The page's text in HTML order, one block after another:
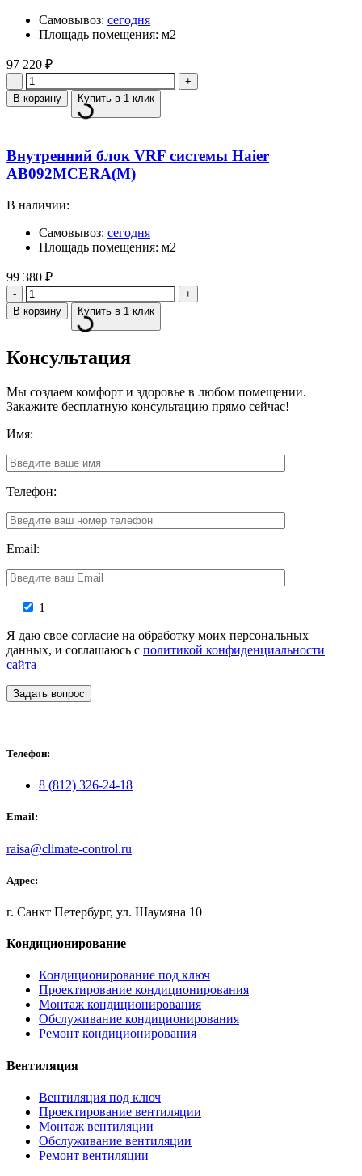
Самовывоз: сегодня
Площадь помещения: м2
97 220 ₽
Количество
В корзину Купить в 1 клик
Внутренний блок VRF системы Haier
AB092MCERA(M)
В наличии:
Самовывоз: сегодня
Площадь помещения: м2
99 380 ₽
Количество
В корзину Купить в 1 клик
Консультация
Мы создаем комфорт и здоровье в любом помещении.
Закажите бесплатную консультацию прямо сейчас!
Имя:
Телефон:
Email:
1
Я даю свое согласие на обработку моих персональных
данных, и соглашаюсь с политикой конфиденциальности
сайта
Задать вопрос
Телефон:
8 (812) 326-24-18
Email:
raisa@climate-control.ru
Адрес:
г. Санкт Петербург, ул. Шаумяна 10
Кондиционирование
Кондиционирование под ключ
Проектирование кондиционирования
Монтаж кондиционирования
Обслуживание кондиционирования
Ремонт кондиционирования
Вентиляция
Вентиляция под ключ
Проектирование вентиляции
Монтаж вентиляции
Обслуживание вентиляции
Ремонт вентиляции